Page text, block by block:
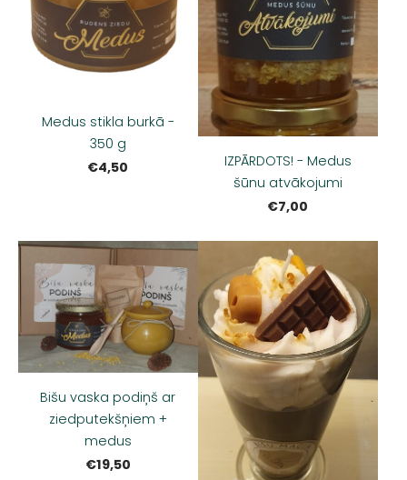
Medus stikla burkā -
350 g
€4,50
IZPĀRDOTS! - Medus
šūnu atvākojumi
€7,00
Bišu vaska podiņš ar
ziedputekšņiem +
medus
€19,50